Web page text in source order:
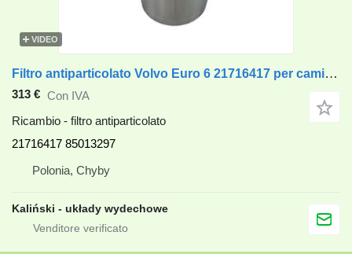
VIDEO
Filtro antiparticolato Volvo Euro 6 21716417 per camion Volvo VOLVO FH4
313 € Con IVA
Ricambio - filtro antiparticolato
21716417 85013297
Polonia, Chyby
Kaliński - układy wydechowe